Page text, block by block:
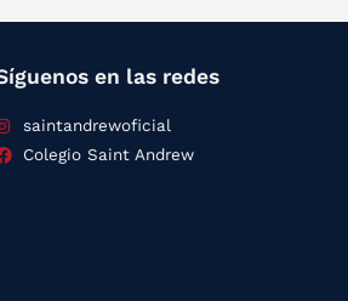
en las redes
saintandrewoficial
Colegio Saint Andrew